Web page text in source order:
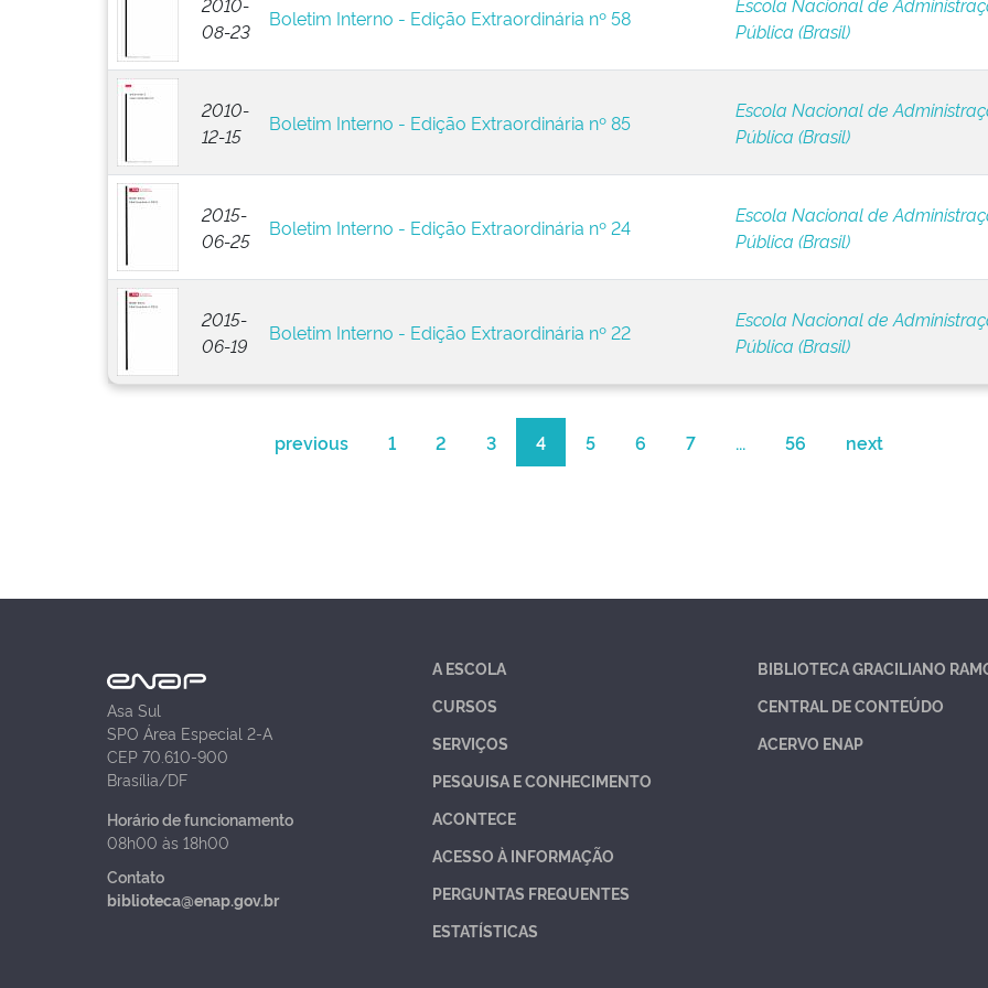
08-23
Boletim Interno - Edição Extraordinária nº 58
Pública (Brasil)
2010-
12-15
Boletim Interno - Edição Extraordinária nº 85
Escola Nacional de
Pública (Brasil)
2015-
06-25
Boletim Interno - Edição Extraordinária nº 24
Escola Nacional de
Pública (Brasil)
2015-
06-19
Boletim Interno - Edição Extraordinária nº 22
Escola Nacional de
Pública (Brasil)
previous 1 2 3 4 5 6 7 ... 56 next
Asa Sul
SPO Área Especial 2-A
CEP 70.610-900
Brasília/DF
Horário de funcionamento
08h00 às 18h00
Contato
biblioteca@enap.gov.br
A ESCOLA
CURSOS
SERVIÇOS
PESQUISA E CONHECIMENTO
ACONTECE
ACESSO À INFORMAÇÃO
PERGUNTAS FREQUENTES
ESTATÍSTICAS
BIBLIOTECA GRACILIANO
CENTRAL DE CONTEÚDO
ACERVO ENAP